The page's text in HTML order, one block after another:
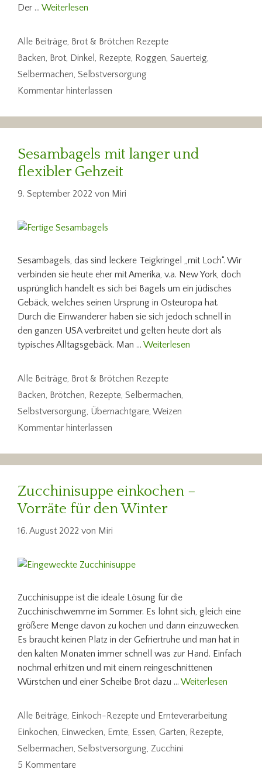
Der … Weiterlesen
Kategorien
Alle Beiträge, Brot & Brötchen Rezepte
Schlagwörter
Backen, Brot, Dinkel , Rezepte, Roggen, Sauerteig,
Selbermachen, Selbstversorgung
Kommentar hinterlassen
Sesambagels mit langer und
flexibler Gehzeit
9. September 2022 von Miri
Sesambagels, das sind leckere Teigkringel „mit Loch“. Wir
verbinden sie heute eher mit Amerika, v.a. New York, doch
usprünglich handelt es sich bei Bagels um ein jüdisches
Gebäck, welches seinen Ursprung in Osteuropa hat.
Durch die Einwanderer haben sie sich jedoch schnell in
den ganzen USA verbreitet und gelten heute dort als
typisches Alltagsgebäck. Man … Weiterlesen
Kategorien
Alle Beiträge, Brot & Brötchen Rezepte
Schlagwörter
Backen, Brötchen, Rezepte, Selbermachen,
Selbstversorgung, Übernachtgare, Weizen
Kommentar hinterlassen
Zucchinisuppe einkochen –
Vorräte für den Winter
16. August 2022 von Miri
Zucchinisuppe ist die ideale Lösung für die
Zucchinischwemme im Sommer. Es lohnt sich, gleich eine
größere Menge davon zu kochen und dann einzuwecken.
Es braucht keinen Platz in der Gefriertruhe und man hat in
den kalten Monaten immer schnell was zur Hand. Einfach
nochmal erhitzen und mit einem reingeschnittenen
Würstchen und einer Scheibe Brot dazu … Weiterlesen
Kategorien
Alle Beiträge, Einkoch-Rezepte und Ernteverarbeitung
Schlagwörter
Einkochen, Einwecken, Ernte, Essen, Garten, Rezepte,
Selbermachen, Selbstversorgung, Zucchini
5 Kommentare